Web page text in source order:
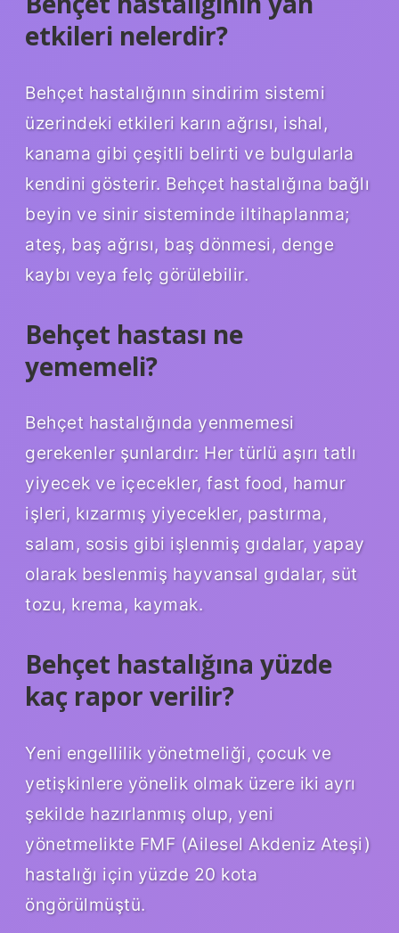
etkileri nelerdir?
Behçet hastalığının sindirim sistemi
üzerindeki etkileri karın ağrısı, ishal,
kanama gibi çeşitli belirti ve bulgularla
kendini gösterir. Behçet hastalığına bağlı
beyin ve sinir sisteminde iltihaplanma;
ateş, baş ağrısı, baş dönmesi, denge
kaybı veya felç görülebilir.
Behçet hastası ne
yememeli?
Behçet hastalığında yenmemesi
gerekenler şunlardır: Her türlü aşırı tatlı
yiyecek ve içecekler, fast food, hamur
işleri, kızarmış yiyecekler, pastırma,
salam, sosis gibi işlenmiş gıdalar, yapay
olarak beslenmiş hayvansal gıdalar, süt
tozu, krema, kaymak.
Behçet hastalığına yüzde
kaç rapor verilir?
Yeni engellilik yönetmeliği, çocuk ve
yetişkinlere yönelik olmak üzere iki ayrı
şekilde hazırlanmış olup, yeni
yönetmelikte FMF (Ailesel Akdeniz Ateşi)
hastalığı için yüzde 20 kota
öngörülmüştü.